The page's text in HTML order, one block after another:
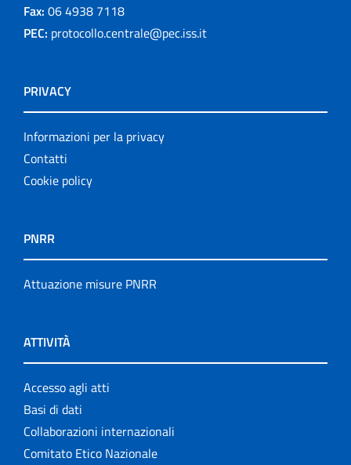
Fax: 06 4938 7118
PEC: protocollo.centrale@pec.iss.it
PRIVACY
Informazioni per la privacy
Contatti
Cookie policy
PNRR
Attuazione misure PNRR
ATTIVITÀ
Accesso agli atti
Basi di dati
Collaborazioni internazionali
Comitato Etico Nazionale